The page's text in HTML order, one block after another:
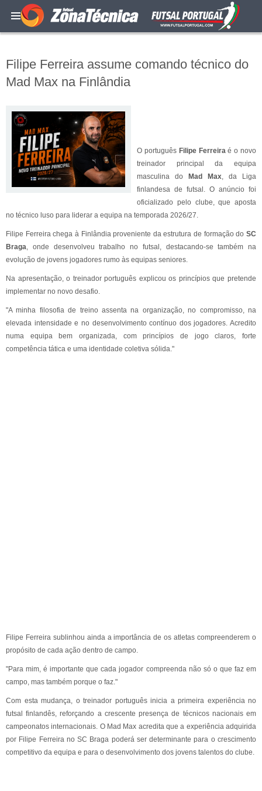
Filipe Ferreira assume comando técnico do
Mad Max na Finlândia
O português Filipe Ferreiraé o novo
treinador principal da equipa
masculina do
Mad Max, da Liga
finlandesa de futsal. O anúncio foi
oficializado pelo clube, que aposta
no técnico luso para liderar a equipa na temporada 2026/27.
Filipe Ferreira chega à Finlândia proveniente da estrutura de formação do SC
Braga, onde desenvolveu trabalho no futsal, destacando-se também na
evolução de jovens jogadores rumo às equipas seniores.
Na apresentação, o treinador português explicou os princípios que pretende
implementar no novo desafio.
"A minha filosofia de treino assenta na organização, no compromisso, na
elevada intensidade e no desenvolvimento contínuo dos jogadores. Acredito
numa equipa bem organizada, com princípios de jogo claros, forte
competência tática e uma identidade coletiva sólida."
Filipe Ferreira sublinhou ainda a importância de os atletas compreenderem o
propósito de cada ação dentro de campo.
"Para mim, é importante que cada jogador compreenda não só o que faz em
campo, mas também porque o faz."
Com esta mudança, o treinador português inicia a primeira experiência no
futsal finlandês, reforçando a crescente presença de técnicos nacionais em
campeonatos internacionais. O Mad Max acredita que a experiência adquirida
por Filipe Ferreira no SC Braga poderá ser determinante para o crescimento
competitivo da equipa e para o desenvolvimento dos jovens talentos do clube.